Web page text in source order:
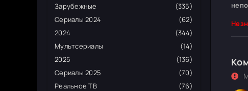
Зарубежные
(335)
Сериалы 2024
(62)
2024
(344)
Мультсериалы
(14)
2025
(136)
Сериалы 2025
(70)
Реальное ТВ
(76)